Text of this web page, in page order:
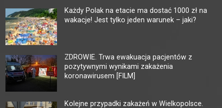
Każdy Polak na etacie ma dostać 1000 zł na
wakacje! Jest tylko jeden warunek – jaki?
ZDROWIE. Trwa ewakuacja pacjentów z
pozytywnymi wynikami zakażenia
koronawirusem [FILM]
Kolejne przypadki zakażeń w Wielkopolsce.